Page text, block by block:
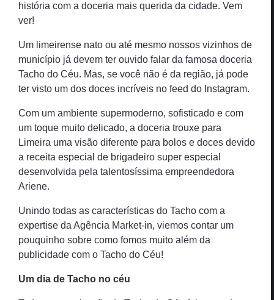
história com a doceria mais querida da cidade. Vem
ver!
Um limeirense nato ou até mesmo nossos vizinhos de
município já devem ter ouvido falar da famosa doceria
Tacho do Céu. Mas, se você não é da região, já pode
ter visto um dos doces incríveis no feed do Instagram.
Com um ambiente supermoderno, sofisticado e com
um toque muito delicado, a doceria trouxe para
Limeira uma visão diferente para bolos e doces devido
a receita especial de brigadeiro super especial
desenvolvida pela talentosíssima empreendedora
Ariene.
Unindo todas as características do Tacho com a
expertise da Agência Market-in, viemos contar um
pouquinho sobre como fomos muito além da
publicidade com o Tacho do Céu!
Um dia de Tacho no céu